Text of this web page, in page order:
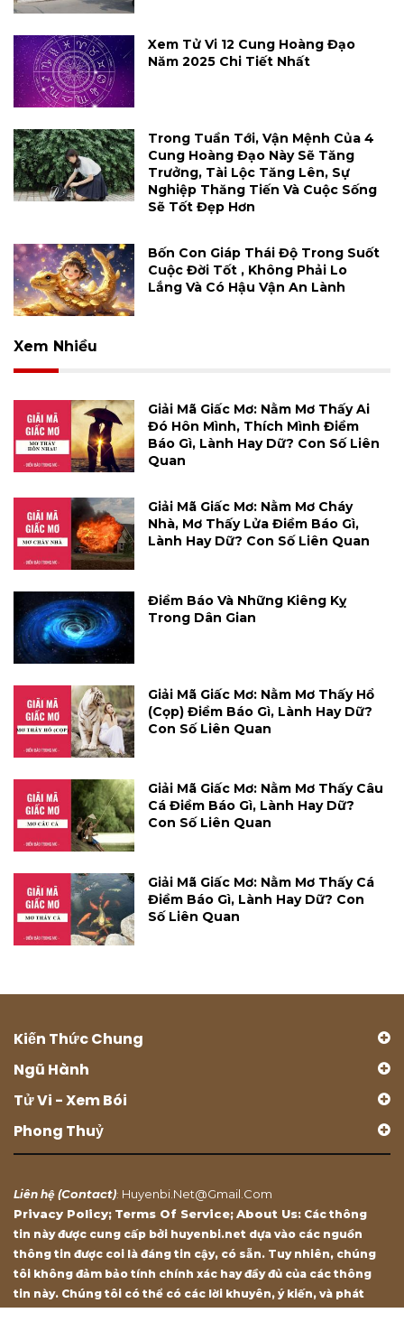
Xem Tử Vi 12 Cung Hoàng Đạo
Năm 2025 Chi Tiết Nhất
Trong Tuần Tới, Vận Mệnh Của 4
Cung Hoàng Đạo Này Sẽ Tăng
Trưởng, Tài Lộc Tăng Lên, Sự
Nghiệp Thăng Tiến Và Cuộc Sống
Sẽ Tốt Đẹp Hơn
Bốn Con Giáp Thái Độ Trong Suốt
Cuộc Đời Tốt , Không Phải Lo
Lắng Và Có Hậu Vận An Lành
Xem Nhiều
Giải Mã Giấc Mơ: Nằm Mơ Thấy Ai
Đó Hôn Mình, Thích Mình Điềm
Báo Gì, Lành Hay Dữ? Con Số Liên
Quan
Giải Mã Giấc Mơ: Nằm Mơ Cháy
Nhà, Mơ Thấy Lửa Điềm Báo Gì,
Lành Hay Dữ? Con Số Liên Quan
Điềm Báo Và Những Kiêng Kỵ
Trong Dân Gian
Giải Mã Giấc Mơ: Nằm Mơ Thấy Hổ
(cọp) Điềm Báo Gì, Lành Hay Dữ?
Con Số Liên Quan
Giải Mã Giấc Mơ: Nằm Mơ Thấy Câu
Cá Điềm Báo Gì, Lành Hay Dữ?
Con Số Liên Quan
Giải Mã Giấc Mơ: Nằm Mơ Thấy Cá
Điềm Báo Gì, Lành Hay Dữ? Con
Số Liên Quan
Kiến Thức Chung
Ngũ Hành
Tử Vi - Xem Bói
Phong Thuỷ
Liên hệ (Contact): Huyenbi.net@gmail.com
Privacy Policy; Terms Of Service; About Us: Các thông
tin này được cung cấp bởi huyenbi.net dựa vào các nguồn
thông tin được coi là đáng tin cậy, có sẵn. Tuy nhiên, chúng
tôi không đảm bảo tính chính xác hay đầy đủ của các thông
tin này. Chúng tôi có thể có các lời khuyên, ý kiến, và phát